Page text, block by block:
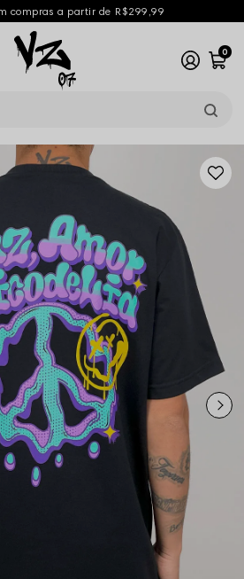
compras a partir de R$299,99
0